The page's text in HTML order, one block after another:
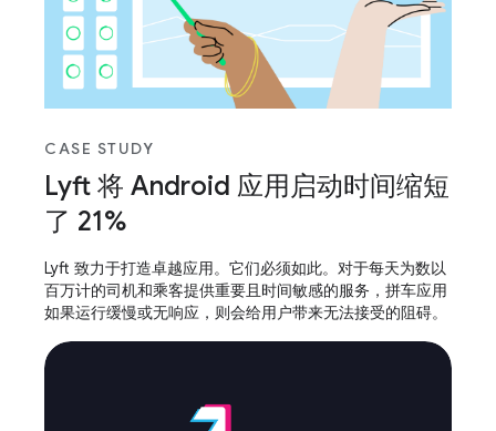
CASE STUDY
Lyft 将 Android 应用启动时间缩短
了 21%
Lyft 致力于打造卓越应用。它们必须如此。对于每天为数以
百万计的司机和乘客提供重要且时间敏感的服务，拼车应用
如果运行缓慢或无响应，则会给用户带来无法接受的阻碍。